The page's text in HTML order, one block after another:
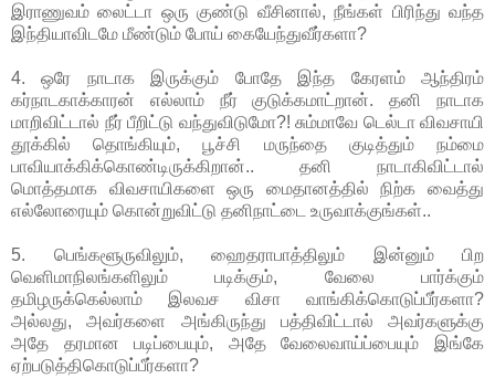
இராணுவம் லைட்டா ஒரு குண்டு வீசினால், நீங்கள் பிரிந்து வந்த
இந்தியாவிடமே மீண்டும் போய் கையேந்துவீர்களா?
4. ஒரே நாடாக இருக்கும் போதே இந்த கேரளம் ஆந்திரம்
கர்நாடகாக்காரன் எல்லாம் நீர் குடுக்கமாட்றான். தனி நாடாக
மாறிவிட்டால் நீர் பீறிட்டு வந்துவிடுமோ?! சும்மாவே டெல்டா விவசாயி
தூக்கில் தொங்கியும், பூச்சி மருந்தை குடித்தும் நம்மை
பாவியாக்கிக்கொண்டிருக்கிறான்.. தனி நாடாகிவிட்டால்
மொத்தமாக விவசாயிகளை ஒரு மைதானத்தில் நிற்க வைத்து
எல்லோரையும் கொன்றுவிட்டு தனிநாட்டை உருவாக்குங்கள்..
5. பெங்களூருவிலும், ஹைதராபாத்திலும் இன்னும் பிற
வெளிமாநிலங்களிலும் படிக்கும், வேலை பார்க்கும்
தமிழருக்கெல்லாம் இலவச விசா வாங்கிக்கொடுப்பீர்களா?
அல்லது, அவர்களை அங்கிருந்து பத்திவிட்டால் அவர்களுக்கு
அதே தரமான படிப்பையும், அதே வேலைவாய்ப்பையும் இங்கே
ஏற்படுத்திகொடுப்பீர்களா?